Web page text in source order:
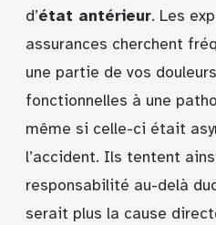
d’état antérieur. Les
assurances cherchent
une partie de vos
fonctionnelles à une
même si celle-ci était
l’accident. Ils tentent
responsabilité au-delà
serait plus la cause